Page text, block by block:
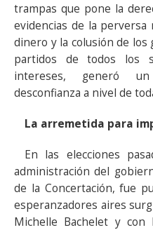
trampas que pone la
evidencias de la
dinero y la colusión de
partidos de todos los
intereses, generó
desconfianza a nivel de
La arremetida para
En las elecciones
administración del
de la Concertación, fue
esperanzadores aires
Michelle Bachelet y con